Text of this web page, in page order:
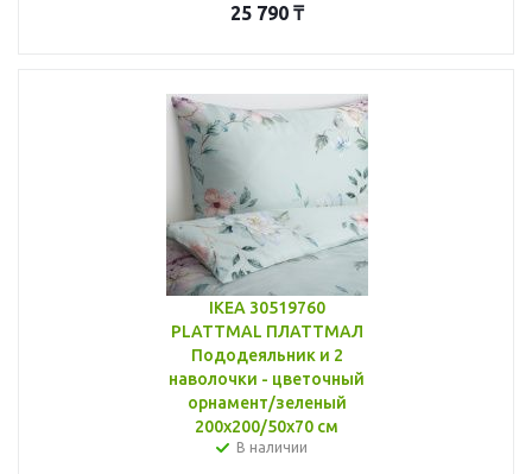
25 790₸
IKEA 30519760
PLATTMAL ПЛАТТМАЛ
Пододеяльник и 2
наволочки - цветочный
орнамент/зеленый
200x200/50x70 см
В наличии